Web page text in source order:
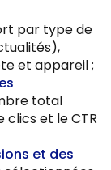
par type de
et appareil ;
total
et le CTR
et des